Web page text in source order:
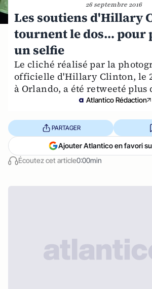
26 septembre 2016
Les soutiens d'Hillary
tournent le dos… pour
un selfie
Le cliché réalisé par la
officielle d'Hillary Clinton, le
à Orlando, a été retweeté plus
Atlantico Rédaction
Écoutez cet article0:00min
PARTAGER
Ajouter Atlantico en favori